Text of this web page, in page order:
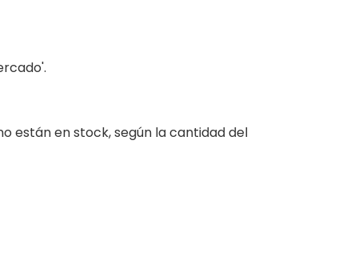
están en stock, según la cantidad del